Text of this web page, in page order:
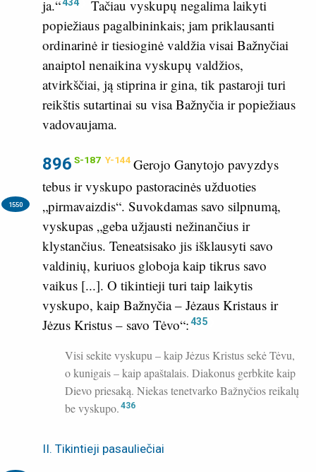
ja.“
Tačiau vyskupų negalima laikyti
popiežiaus pagalbininkais; jam priklausanti
ordinarinė ir tiesioginė valdžia visai Bažnyčiai
anaiptol nenaikina vyskupų valdžios,
atvirkščiai, ją stiprina ir gina, tik pastaroji turi
reikštis sutartinai su visa Bažnyčia ir popiežiaus
vadovaujama.
896 S-187 Y-144 Gerojo Ganytojo pavyzdys
tebus ir vyskupo pastoracinės užduoties
„pirmavaizdis“.
1550
Suvokdamas savo silpnumą,
vyskupas „geba užjausti nežinančius ir
klystančius. Teneatsisako jis išklausyti savo
valdinių, kuriuos globoja kaip tikrus savo
vaikus [...]. O tikintieji turi taip laikytis
vyskupo, kaip Bažnyčia – Jėzaus Kristaus ir
Jėzus Kristus – savo Tėvo“:435
Visi sekite vyskupu – kaip Jėzus Kristus sekė Tėvu,
o kunigais – kaip apaštalais. Diakonus gerbkite kaip
Dievo priesaką. Niekas tenetvarko Bažnyčios reikalų
be vyskupo. 436
II. Tikintieji pasauliečiai